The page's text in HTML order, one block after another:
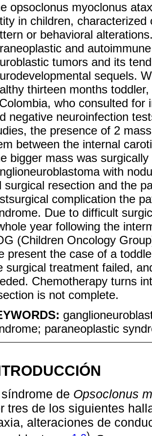
opsoclonus myoclonus
in children,
or behavioral
and
tumors and its
sequels.
thirteen months
who consulted for
negative neuroinfection
the presence of 2
between the internal
bigger mass was
with
surgical resection and the
complication the
Due to difficult
year following the
(Children Oncology
present the case of a
surgical treatment failed,
Chemotherapy turns
is not complete.
paraneoplastic
de Opsoclonus
tres de los siguientes
alteraciones de